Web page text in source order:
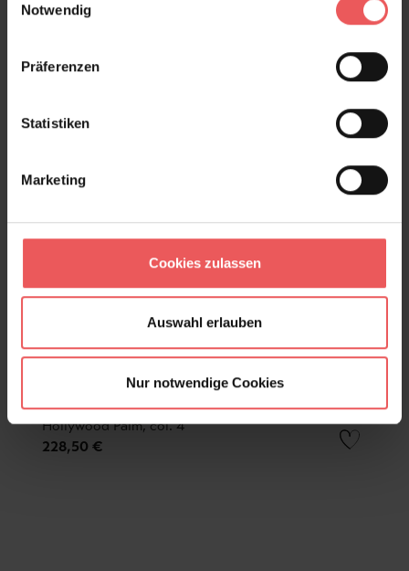
Notwendig
Präferenzen
Statistiken
Marketing
Cookies zulassen
Auswahl erlauben
Nur notwendige Cookies
Hollywood Palm, col. 4
228,50 €